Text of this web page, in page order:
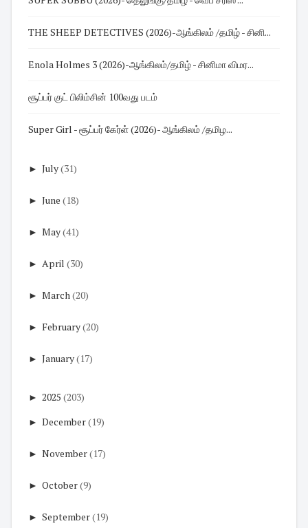
THE SHEEP DETECTIVES (2026)-ஆங்கிலம் /தமிழ் - சினி...
Enola Holmes 3 (2026)-ஆங்கிலம்/தமிழ் - சினிமா விமர...
சூப்பர் குட் பிலிம்சின் 100வது படம்
Super Girl - சூப்பர் கேர்ள் (2026)- ஆங்கிலம் /தமிழ...
► July(31)
► June (18)
► May(41)
► April (30)
► March (20)
► February(20)
► January(17)
► 2025 (203)
► December(19)
► November(17)
► October(9)
► September(19)